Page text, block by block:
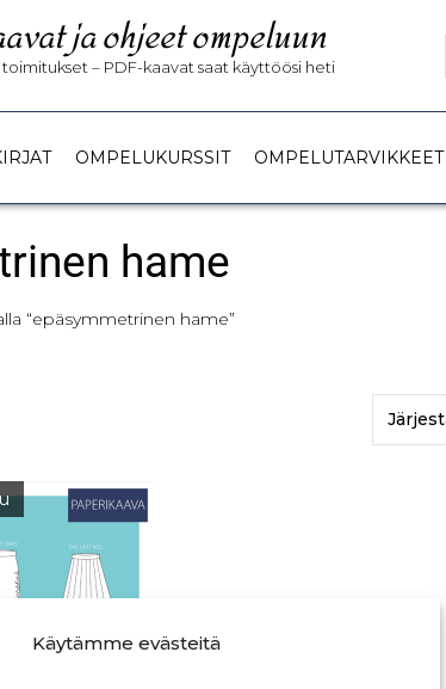
Käytämme evästeitä
ja ohjeet ompeluun
– PDF-kaavat saat käyttöösi heti
OMPELUKURSSIT OMPELUTARVIKKEET
hame
“epäsymmetrinen hame”